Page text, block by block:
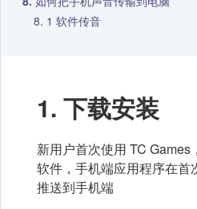
软件传音
1. 下载安装
新用户首次使用 TC
软件，手机端应用程序在首
推送到手机端